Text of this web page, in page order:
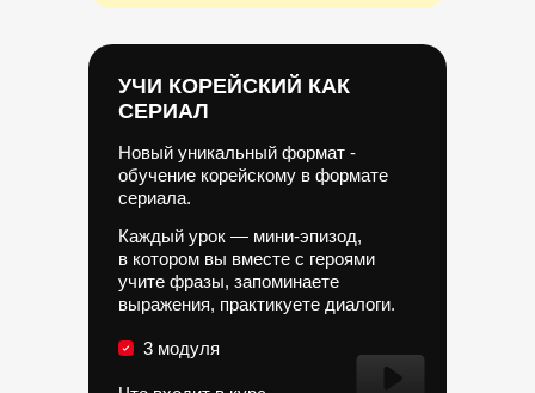
УЧИ КОРЕЙСКИЙ КАК
СЕРИАЛ
Новый уникальный формат -
обучение корейскому в формате
сериала.
Каждый урок — мини-эпизод,
в котором вы вместе с героями
учите фразы, запоминаете
выражения, практикуете диалоги.
3 модуля